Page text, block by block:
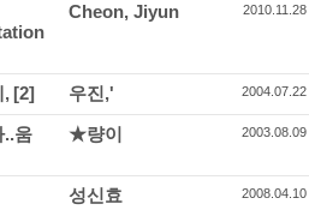
Cheon, Jiyun 2010.11.28
, [2] 우진,' 2004.07.22
..움
★량이 2003.08.09
성신효 2008.04.10